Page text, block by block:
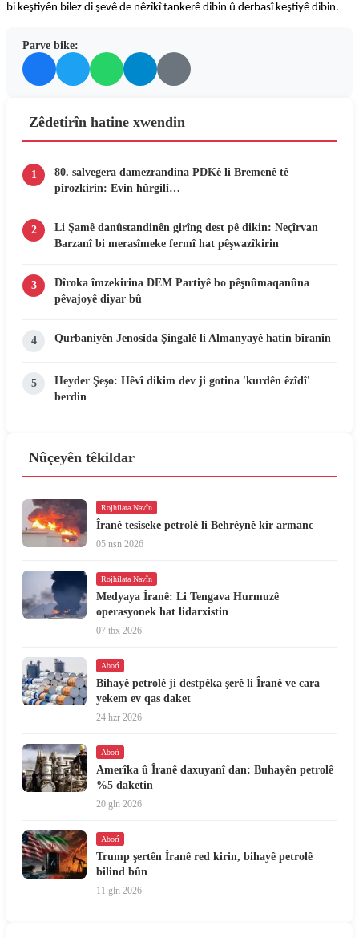
bi keştiyên bilez di şevê de nêzîkî tankerê dibin û derbasî keştiyê dibin.
Parve bike:
Zêdetirîn hatine xwendin
1
80. salvegera damezrandina PDKê li Bremenê tê
pîrozkirin: Evin hûrgilî…
2
Li Şamê danûstandinên girîng dest pê dikin: Neçîrvan
Barzanî bi merasîmeke fermî hat pêşwazîkirin
3
Dîroka îmzekirina DEM Partiyê bo pêşnûmaqanûna
pêvajoyê diyar bû
4 Qurbaniyên Jenosîda Şingalê li Almanyayê hatin bîranîn
5
Heyder Şeşo: Hêvî dikim dev ji gotina 'kurdên êzîdî'
berdin
Nûçeyên têkildar
Rojhilata Navîn
Îranê tesîseke petrolê li Behrêynê kir armanc
05 nsn 2026
Rojhilata Navîn
Medyaya Îranê: Li Tengava Hurmuzê
operasyonek hat lidarxistin
07 tbx 2026
Aborî
Bihayê petrolê ji destpêka şerê li Îranê ve cara
yekem ev qas daket
24 hzr 2026
Aborî
Amerîka û Îranê daxuyanî dan: Buhayên petrolê
%5 daketin
20 gln 2026
Aborî
Trump şertên Îranê red kirin, bihayê petrolê
bilind bûn
11 gln 2026